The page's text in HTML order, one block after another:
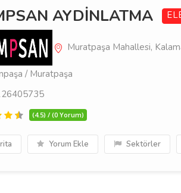
AYDİNLATMA
Muratpaşa Mahallesi,
/ Muratpaşa
(4.5) / (0 Yorum)
Yorum Ekle Sektörler